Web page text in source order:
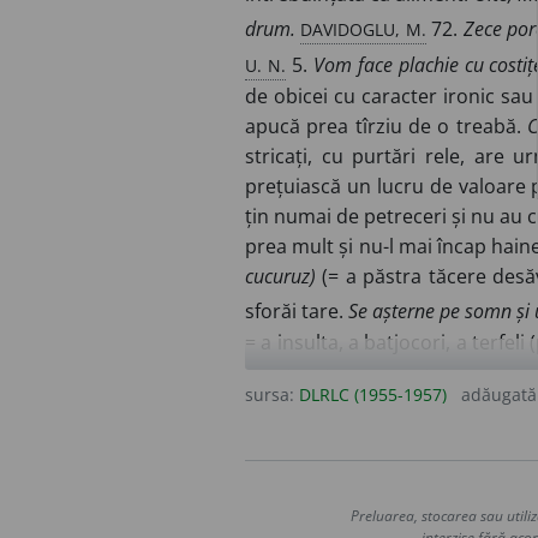
drum. DAVIDOGLU, M. 72. Zece
U. N. 5. Vom face plachie cu
de obicei cu caracter ironic
apucă prea tîrziu de o treabă.
stricați, cu purtări rele, are
prețuiască un lucru de valoare
țin numai de petreceri și nu au
prea mult și nu-l mai încap
cucuruz) (= a păstra tăcere
sforăi tare.Se așterne pe somn
= a insulta, a batjocori, a terfeli
avînd numeroși solzi ascuțiți
Porc-de-cîine= om de
sursa: DLRLC (1955-1957)
Preluarea, stocarea sau